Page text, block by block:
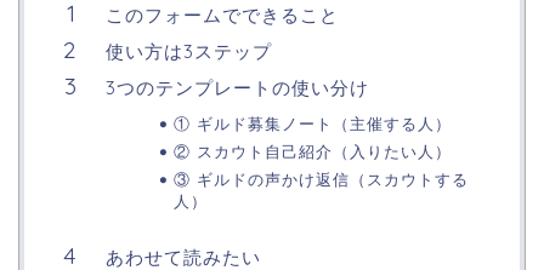
このフォームでできること
使い方は3ステップ
3つのテンプレートの使い分け
① ギルド募集ノート（主催する人）
② スカウト自己紹介（入りたい人）
③ ギルドの声かけ返信（スカウトする
人）
あわせて読みたい